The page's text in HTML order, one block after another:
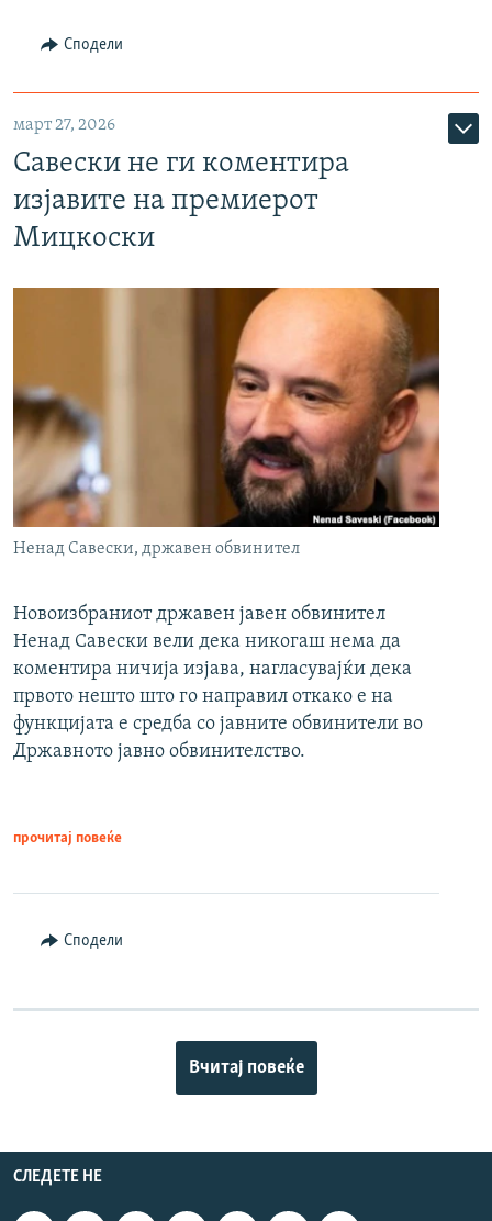
Сподели
март 27, 2026
Савески не ги коментира
изјавите на премиерот
Мицкоски
Ненад Савески, државен обвинител
Новоизбраниот државен јавен обвинител
Ненад Савески вели дека никогаш нема да
коментира ничија изјава, нагласувајќи дека
првото нешто што го направил откако е на
функцијата е средба со јавните обвинители во
Државното јавно обвинителство.
прочитај повеќе
Сподели
Вчитај повеќе
СЛЕДЕТЕ НЕ